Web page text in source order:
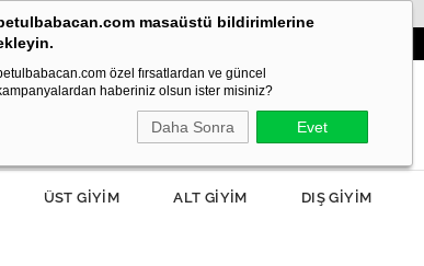
ÜZERİ SİPARİŞLERDE KARGO ÜCRETSİZ!
masaüstü bildirimlerine
özel fırsatlardan ve güncel
haberiniz olsun ister misiniz?
Daha Sonra Evet
ÜST GİYİM ALT GİYİM DIŞ GİYİM